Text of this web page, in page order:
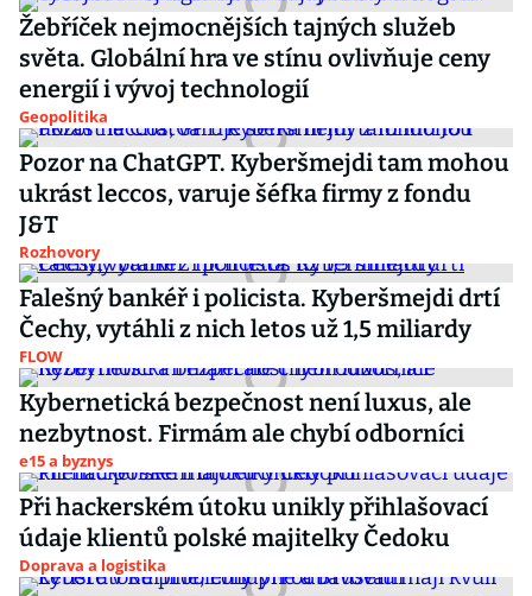
Žebříček nejmocnějších tajných služeb
světa. Globální hra ve stínu ovlivňuje ceny
energií i vývoj technologií
Geopolitika
Pozor na ChatGPT. Kyberšmejdi tam mohou
ukrást leccos, varuje šéfka firmy z fondu
J&T
Rozhovory
Falešný bankéř i policista. Kyberšmejdi drtí
Čechy, vytáhli z nich letos už 1,5 miliardy
FLOW
Kybernetická bezpečnost není luxus, ale
nezbytnost. Firmám ale chybí odborníci
e15 a byznys
Při hackerském útoku unikly přihlašovací
údaje klientů polské majitelky Čedoku
Doprava a logistika